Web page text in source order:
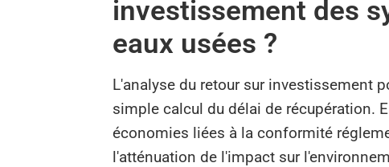
investissement des
eaux usées ?
L'analyse du retour sur investissement
simple calcul du délai de récupération.
économies liées à la conformité
l'atténuation de l'impact sur